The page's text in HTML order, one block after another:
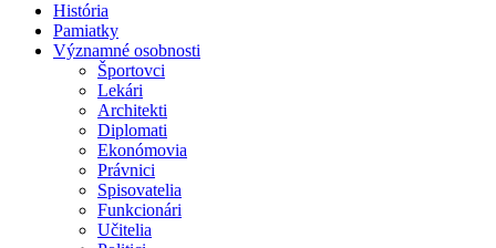
História
Pamiatky
Významné osobnosti
Športovci
Lekári
Architekti
Diplomati
Ekonómovia
Právnici
Spisovatelia
Funkcionári
Učitelia